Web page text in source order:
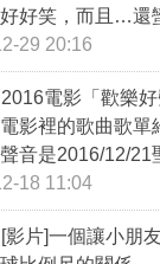
好笑，而且…還
29 20:16
2016電影「歡樂
影裡的歌曲歌單
音是2016/12/21
18 11:04
[影片]一個讓小朋